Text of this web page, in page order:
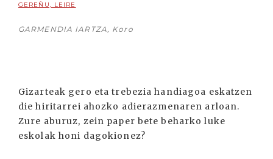
GEREÑU, LEIRE
GARMENDIA IARTZA, Koro
Gizarteak gero eta trebezia handiagoa eskatzen
die hiritarrei ahozko adierazmenaren arloan.
Zure aburuz, zein paper bete beharko luke
eskolak honi dagokionez?